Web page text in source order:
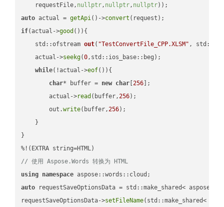
    requestFile,
nullptr, nullptr, nullptr))
auto actual = getApi()->convert
if(actual->good ()){
std::ofstream out( "TestConvertFile_CPP.XLSM" ,
    actual->
seekg(0,std::ios_base::beg);
while(!actual->eof()){
char* buffer = new char [256 ];
        actual->
read (buffer,256);
        out.
write(buffer,256);
    }
}
// 使用 Aspose.Words 转换为 HTML
using namespace
auto requestSaveOptionsData = std::make_shared<
requestSaveOptionsData->setFileName(std::make_shared<